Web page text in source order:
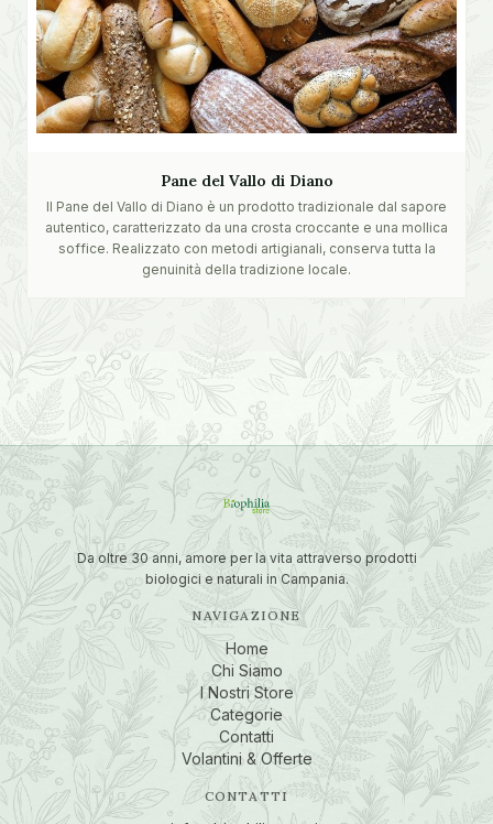
Pane del Vallo di Diano
Il Pane del Vallo di Diano è un prodotto tradizionale dal sapore
autentico, caratterizzato da una crosta croccante e una mollica
soffice. Realizzato con metodi artigianali, conserva tutta la
genuinità della tradizione locale.
Da oltre 30 anni, amore per la vita attraverso prodotti
biologici e naturali in Campania.
NAVIGAZIONE
Home
Chi Siamo
I Nostri Store
Categorie
Contatti
Volantini & Offerte
CONTATTI